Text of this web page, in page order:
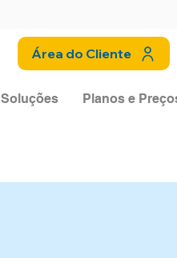
Área do Cliente
Soluções Planos e